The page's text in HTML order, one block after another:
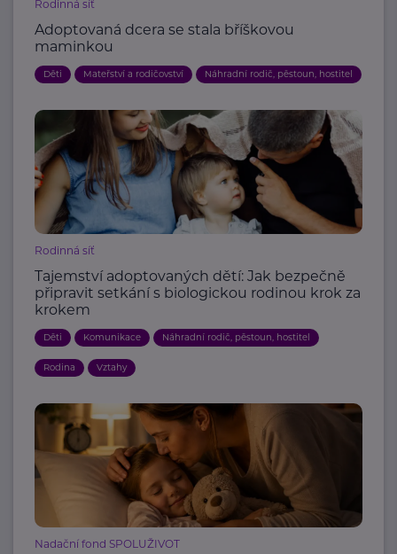
Rodinná síť
Adoptovaná dcera se stala bříškovou
maminkou
Děti Mateřství a rodičovství Náhradní rodič, pěstoun, hostitel
Rodinná síť
Tajemství adoptovaných dětí: Jak bezpečně
připravit setkání s biologickou rodinou krok za
krokem
Děti Komunikace Náhradní rodič, pěstoun, hostitel
Rodina Vztahy
Nadační fond SPOLUŽIVOT